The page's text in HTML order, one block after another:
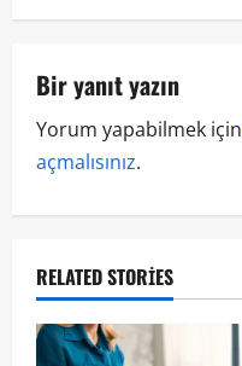
Bir yanıt yazın
Yorum yapabilmek için
açmalısınız.
RELATED STORIES